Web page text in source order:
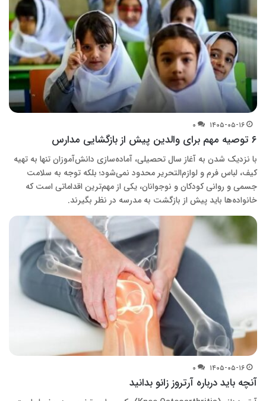
۱۴۰۵-۰۵-۱۶ ۰
۶ توصیه مهم برای والدین پیش از بازگشایی مدارس
با نزدیک شدن به آغاز سال تحصیلی، آماده‌سازی دانش‌آموزان تنها به تهیه
کیف، لباس فرم و لوازم‌التحریر محدود نمی‌شود؛ بلکه توجه به سلامت
جسمی و روانی کودکان و نوجوانان، یکی از مهم‌ترین اقداماتی است که
خانواده‌ها باید پیش از بازگشت به مدرسه در نظر بگیرند.
۱۴۰۵-۰۵-۱۶ ۰
آنچه باید درباره آرتروز زانو بدانید